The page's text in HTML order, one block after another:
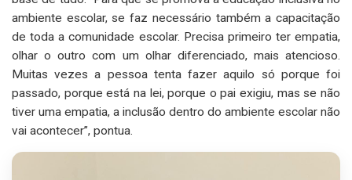
ambiente escolar, se faz necessário também a capacitação
de toda a comunidade escolar. Precisa primeiro ter empatia,
olhar o outro com um olhar diferenciado, mais atencioso.
Muitas vezes a pessoa tenta fazer aquilo só porque foi
passado, porque está na lei, porque o pai exigiu, mas se não
tiver uma empatia, a inclusão dentro do ambiente escolar não
vai acontecer”, pontua.